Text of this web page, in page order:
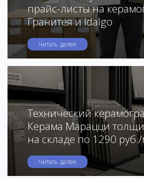
прайс-листы на
Гранитея и Idalgo
Читать далее
Технический
Керама Марацци
на складе по 1290
Читать далее